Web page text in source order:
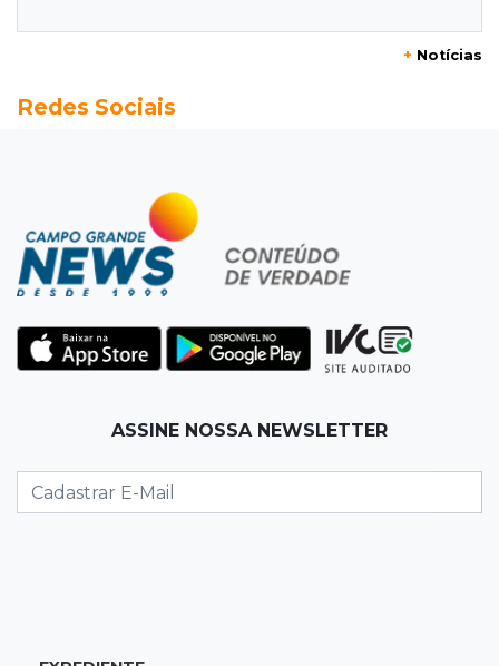
Caminhão envolvido em acidente com 4
Pagará indenização
Homem que atacou ex com motosserra na
frente da filha é condenado
Rodamos 1.000 km com o Basalt; veja onde
ele mais surpreendeu
Luto na arquitetura
arquiteto dos projetos fora do comum
+ Notícias
Redes Sociais
ASSINE NOSSA NEWSLETTER